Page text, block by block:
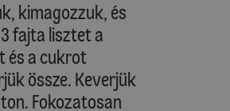
kimagozzuk, és
fajta lisztet a
és a cukrot
össze. Keverjük
Fokozatosan